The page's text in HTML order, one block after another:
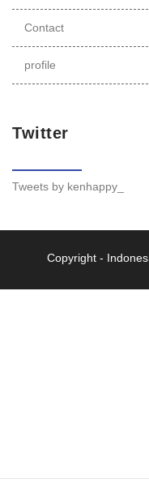
Contact
profile
Twitter
Tweets by kenhappy_
Copyright -